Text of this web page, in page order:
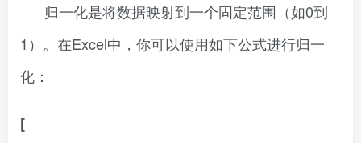
归一化是将数据映射到一个固定范围（如0到
1）。在Excel中，你可以使用如下公式进行归一
化：
[